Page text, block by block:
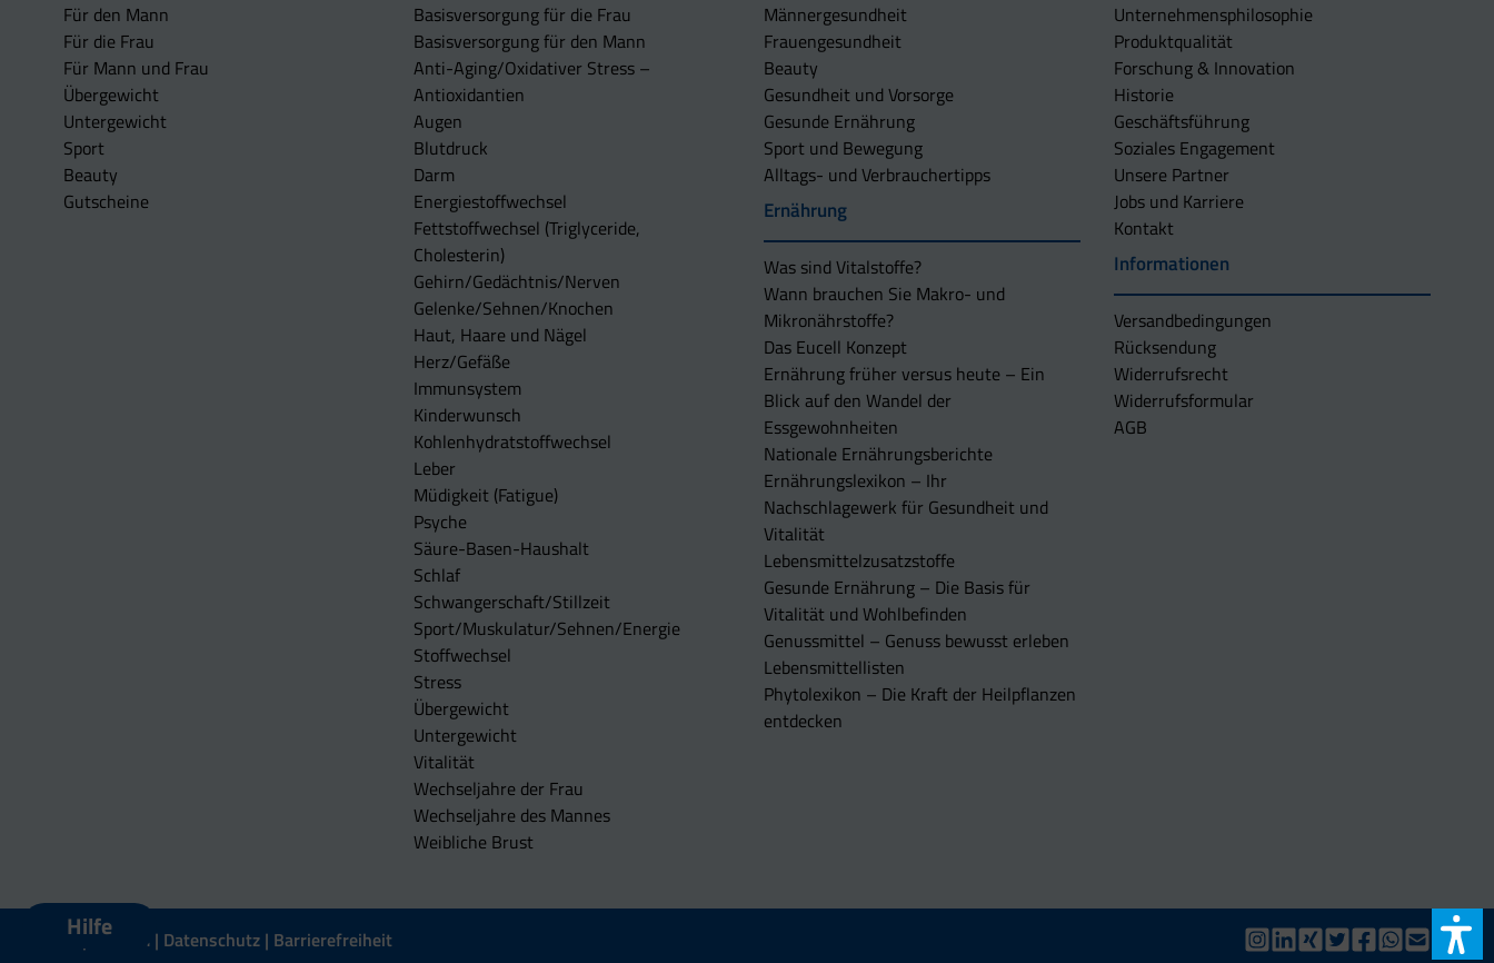
Für den Mann
Für die Frau
Für Mann und Frau
Übergewicht
Untergewicht
Sport
Beauty
Gutscheine
Basisversorgung für die Frau
Basisversorgung für den Mann
Anti-Aging/Oxidativer Stress –
Antioxidantien
Augen
Blutdruck
Darm
Energiestoffwechsel
Fettstoffwechsel (Triglyceride,
Cholesterin)
Gehirn/Gedächtnis/Nerven
Gelenke/Sehnen/Knochen
Haut, Haare und Nägel
Herz/Gefäße
Immunsystem
Kinderwunsch
Kohlenhydratstoffwechsel
Leber
Müdigkeit (Fatigue)
Psyche
Säure-Basen-Haushalt
Schlaf
Schwangerschaft/Stillzeit
Sport/Muskulatur/Sehnen/Energie
Stoffwechsel
Stress
Übergewicht
Untergewicht
Vitalität
Wechseljahre der Frau
Wechseljahre des Mannes
Weibliche Brust
Männergesundheit
Frauengesundheit
Beauty
Gesundheit und Vorsorge
Gesunde Ernährung
Sport und Bewegung
Alltags- und Verbrauchertipps
Ernährung
Was sind Vitalstoffe?
Wann brauchen Sie Makro- und
Mikronährstoffe?
Das Eucell Konzept
Ernährung früher versus heute – Ein
Blick auf den Wandel der
Essgewohnheiten
Nationale Ernährungsberichte
Ernährungslexikon – Ihr
Nachschlagewerk für Gesundheit und
Vitalität
Lebensmittelzusatzstoffe
Gesunde Ernährung – Die Basis für
Vitalität und Wohlbefinden
Genussmittel – Genuss bewusst erleben
Lebensmittellisten
Phytolexikon – Die Kraft der Heilpflanzen
entdecken
Unternehmens­philosophie
Produktqualität
Forschung & Innovation
Historie
Geschäftsführung
Soziales Engagement
Unsere Partner
Jobs und Karriere
Kontakt
Informationen
Versandbedingungen
Rücksendung
Widerrufsrecht
Widerrufsformular
AGB
Impressum Datenschutz Barrierefreiheit
Hilfe